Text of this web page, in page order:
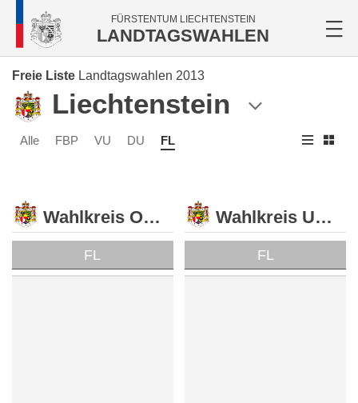
FÜRSTENTUM LIECHTENSTEIN
LANDTAGSWAHLEN
Freie Liste Landtagswahlen 2013
Liechtenstein
Alle FBP VU DU FL
Wahlkreis Oberland
FL
Wahlkreis Unterland
FL